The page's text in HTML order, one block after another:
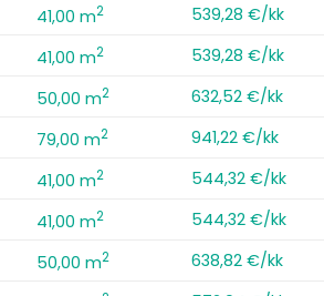
41,00 m2
539,28 €/kk
41,00 m2
539,28 €/kk
50,00 m2
632,52 €/kk
79,00 m2
941,22 €/kk
41,00 m2
544,32 €/kk
41,00 m2
544,32 €/kk
50,00 m2
638,82 €/kk